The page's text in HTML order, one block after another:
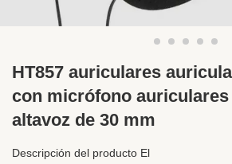
HT857 auriculares
con micrófono
altavoz de 30 mm
Descripción del producto El